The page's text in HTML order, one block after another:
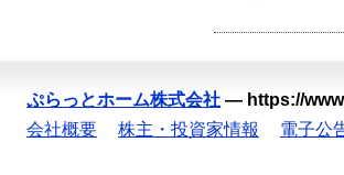
ぷらっとホーム株式会社 — https://
会社概要
株主・投資家情報 電子公